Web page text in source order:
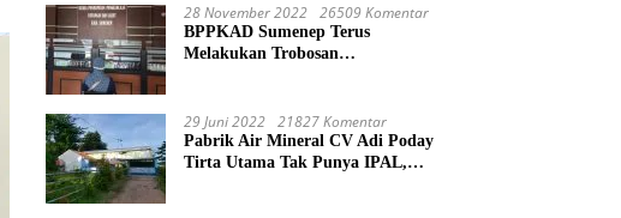
28 November 2022 26509 Komentar
BPPKAD Sumenep Terus
Melakukan Trobosan
29 Juni 2022 21827 Komentar
Pabrik Air Mineral CV Adi Poday
Tirta Utama Tak Punya IPAL,